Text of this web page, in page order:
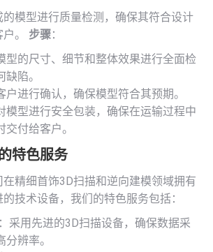
的模型进行质量检测，确保其符合设计
。 步骤：
型的尺寸、细节和整体效果进行全面检
陷。
户进行确认，确保模型符合其预期。
模型进行安全包装，确保在运输过程中
付给客户。
特色服务
精细首饰3D扫描和逆向建模领域拥有
技术设备，我们的特色服务包括：
：采用先进的3D扫描设备，确保数据采
辨率。